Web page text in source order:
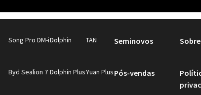
Song Pro DM-i
Byd Sealion 7
Dolphin
Dolphin Plus
TAN
Yuan Plus
Seminovos
Pós-vendas
Sobre